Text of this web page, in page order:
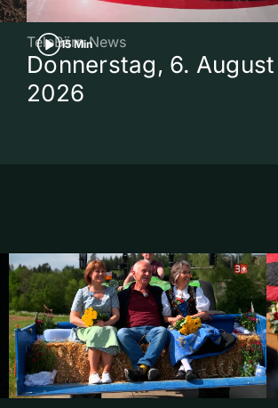
15 Min
TeleBärn News
Donnerstag, 6. August
2026